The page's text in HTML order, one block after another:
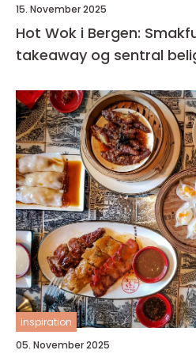
15. November 2025
Hot Wok i Bergen:
takeaway og sentral
inspiration
05. November 2025